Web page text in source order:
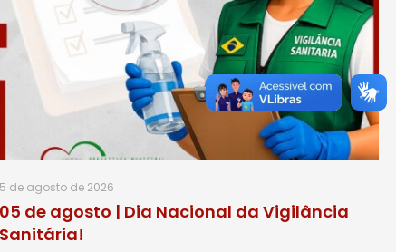
5 de agosto de 2026
05 de agosto | Dia Nacional da Vigilância
Sanitária!